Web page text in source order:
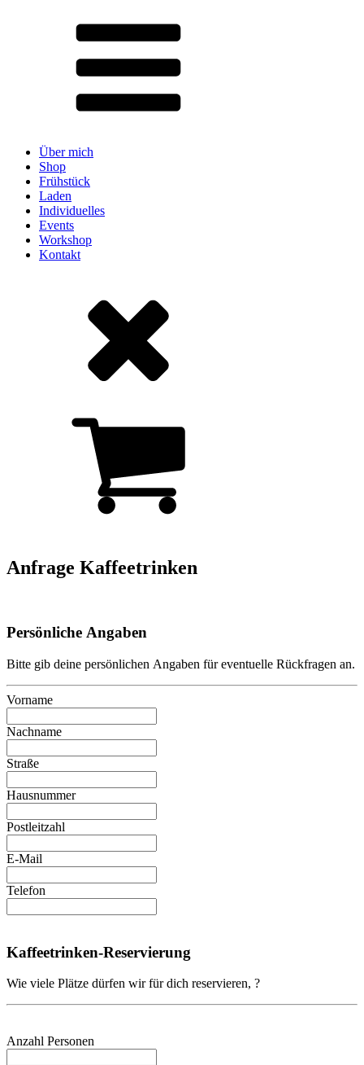
Über mich
Shop
Frühstück
Laden
Individuelles
Events
Workshop
Kontakt
Anfrage Kaffeetrinken
Persönliche Angaben
Bitte gib deine persönlichen Angaben für eventuelle Rückfragen an.
Vorname
Nachname
Straße
Hausnummer
Postleitzahl
E-Mail
Telefon
Kaffeetrinken-Reservierung
Wie viele Plätze dürfen wir für dich reservieren, ?
Anzahl Personen